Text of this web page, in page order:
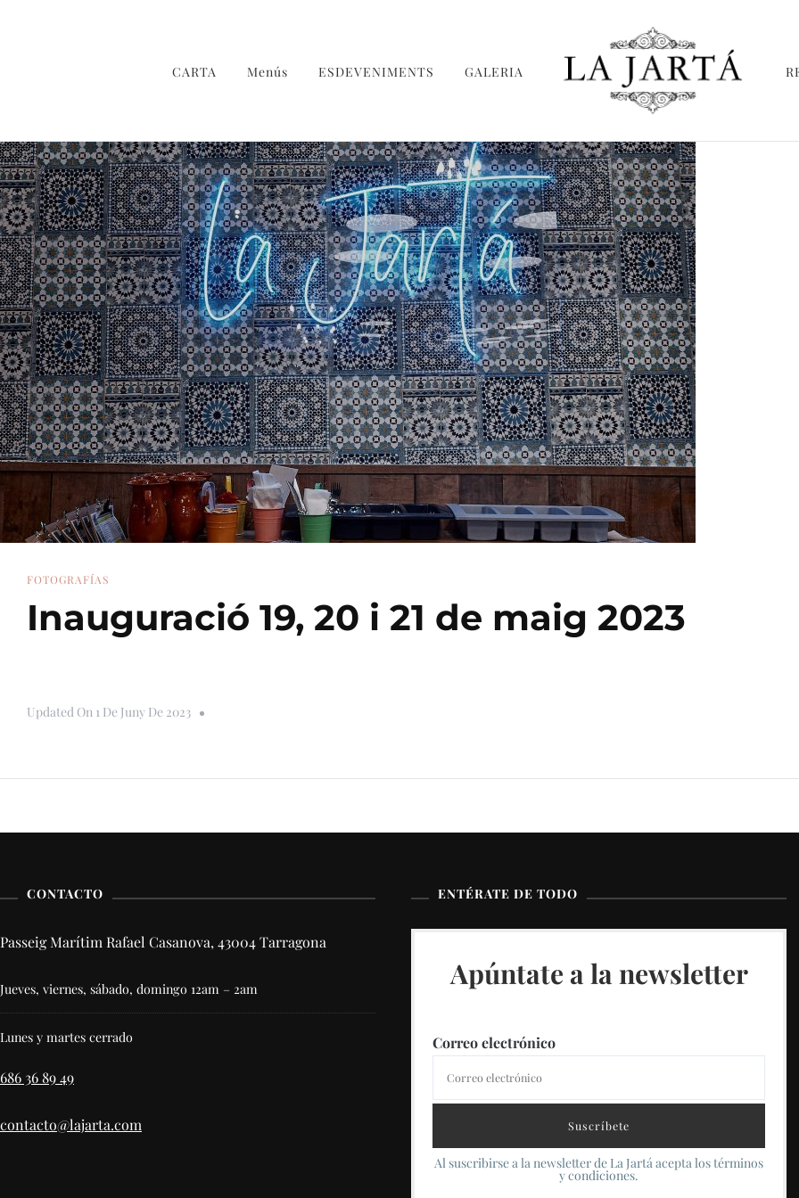
CARTA Menús ESDEVENIMENTS GALERIA
FOTOGRAFÍAS
Inauguració 19, 20 i 21 de maig 2023
Updated On 1 De Juny De 2023
CONTACTO
Passeig Marítim Rafael Casanova, 43004 Tarragona
Jueves, viernes, sábado, domingo 12am – 2am
Lunes y martes cerrado
686 36 89 49
contacto@lajarta.com
ENTÉRATE DE TODO
Apúntate a la newsletter
Correo electrónico
Al suscribirse a la newsletter de La Jartá acepta los términos
y condiciones.